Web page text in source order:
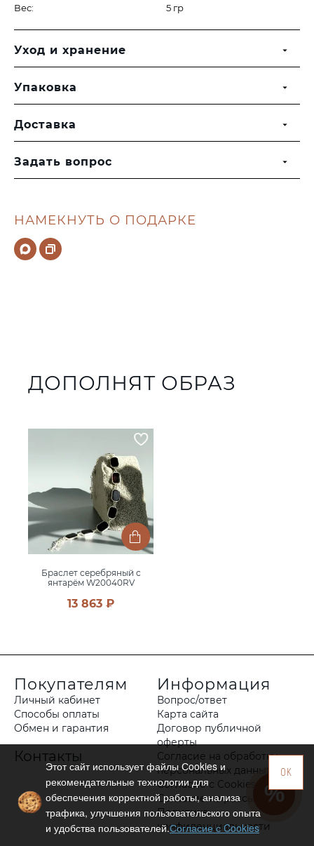
НАМЕКНУТЬ О ПОДАРКЕ
Вес:
5 гр
Уход и хранение
Упаковка
Доставка
Задать вопрос
ДОПОЛНЯТ ОБРАЗ
Браслет серебряный с
янтарём W20040RV
13 863 ₽
Покупателям
Личный кабинет
Способы оплаты
Обмен и гарантия
Контакты
Информация
Вопрос/ответ
Карта сайта
Договор публичной
оферты
Согласие на обработку
персональных данных
Согласие с Cookies
Согласие на рассылку
Политика
конфиденциальности
OK
Этот сайт использует файлы Сookies и
рекомендательные технологии для
обеспечения корректной работы, анализа
трафика, улучшения пользовательского опыта
и удобства пользователей.Согласие с Cookies